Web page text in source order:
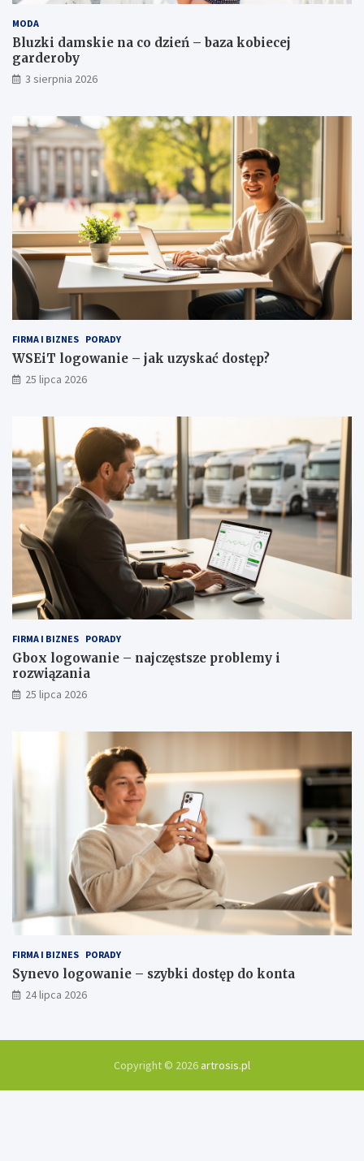
ń
–
b
a
z
o
b
i
e
c
e
g
a
d
r
o
b
y
s
k
a
ć
d
t
ę
p
?
MODA
Bluzki damskie na co dzień – baza kobiecej
garderoby
3 sierpnia 2026
FIRMA I BIZNES PORADY
WSEiT logowanie – jak uzyskać dostęp?
25 lipca 2026
FIRMA I BIZNES PORADY
Gbox logowanie – najczęstsze problemy i
rozwiązania
25 lipca 2026
FIRMA I BIZNES PORADY
Synevo logowanie – szybki dostęp do konta
24 lipca 2026
Copyright © 2026artrosis.pl